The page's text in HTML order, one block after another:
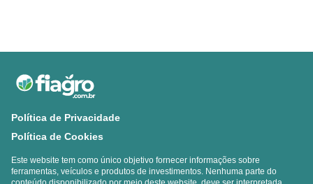
Política de Privacidade
Política de Cookies
Este website tem como único objetivo fornecer informações sobre
ferramentas, veículos e produtos de investimentos. Nenhuma parte do